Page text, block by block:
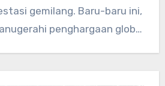
gemilang. Baru-baru ini,
penghargaan global